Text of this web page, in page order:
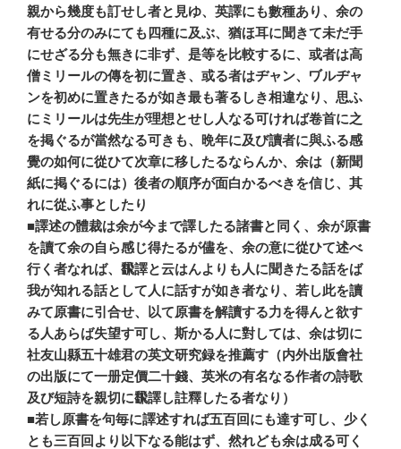
親から幾度も訂せし者と見ゆ、英譯にも數種あり、余の
有せる分のみにても四種に及ぶ、猶ほ耳に聞きて未だ手
にせざる分も無きに非ず、是等を比較するに、或者は高
僧ミリールの傳を初に置き、或る者はヂャン、ヷルヂャ
ンを初めに置きたるが如き最も著るしき相違なり、思ふ
にミリールは先生が理想とせし人なる可ければ卷首に之
を掲ぐるが當然なる可きも、晩年に及び讀者に與ふる感
覺の如何に從ひて次章に移したるならんか、余は（新聞
紙に掲ぐるには）後者の順序が面白かるべきを信じ、其
れに從ふ事としたり
■譯述の體裁は余が今まで譯したる諸書と同く、余が原書
を讀て余の自ら感じ得たるが儘を、余の意に從ひて述べ
行く者なれば、飜譯と云はんよりも人に聞きたる話をば
我が知れる話として人に話すが如き者なり、若し此を讀
みて原書に引合せ、以て原書を解讀する力を得んと欲す
る人あらば失望す可し、斯かる人に對しては、余は切に
社友山縣五十雄君の英文研究録を推薦す（内外出版會社
の出版にて一册定價二十錢、英米の有名なる作者の詩歌
及び短詩を親切に飜譯し註釋したる者なり）
■若し原書を句毎に譯述すれば五百回にも達す可し、少く
とも三百回より以下なる能はず、然れども余は成る可く